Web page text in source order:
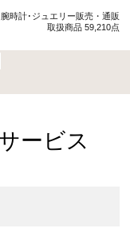
腕時計･ジュエリー販売・通販
取扱商品 59,210点
ービス